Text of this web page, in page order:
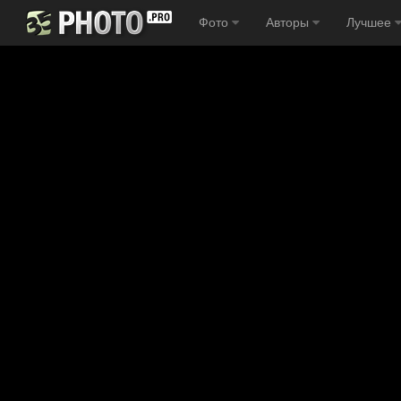
Фото Авторы Лучшее